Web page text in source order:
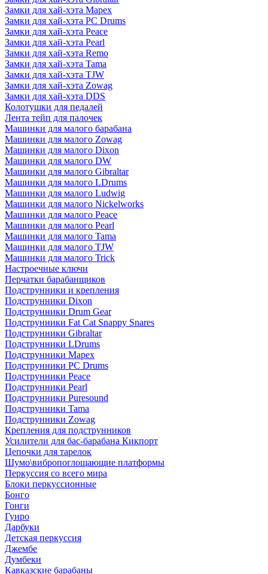
Замки для хай-хэта Mapex
Замки для хай-хэта PC Drums
Замки для хай-хэта Peace
Замки для хай-хэта Pearl
Замки для хай-хэта Remo
Замки для хай-хэта Tama
Замки для хай-хэта TJW
Замки для хай-хэта Zowag
Замки для хай-хэта DDS
Колотушки для педалей
Лента тейп для палочек
Машинки для малого барабана
Машинки для малого Zowag
Машинки для малого Dixon
Машинки для малого DW
Машинки для малого Gibraltar
Машинки для малого LDrums
Машинки для малого Ludwig
Машинки для малого Nickelworks
Машинки для малого Peace
Машинки для малого Pearl
Машинки для малого Tama
Машинки для малого TJW
Машинки для малого Trick
Настроечные ключи
Перчатки барабанщиков
Подструнники и крепления
Подструнники Dixon
Подструнники Drum Gear
Подструнники Fat Cat Snappy Snares
Подструнники Gibraltar
Подструнники LDrums
Подструнники Mapex
Подструнники PC Drums
Подструнники Peace
Подструнники Pearl
Подструнники Puresound
Подструнники Tama
Подструнники Zowag
Крепления для подструнников
Усилители для бас-барабана Кикпорт
Цепочки для тарелок
Шумо\вибропоглощающие платформы
Перкуссия со всего мира
Блоки перкуссионные
Бонго
Гонги
Гуиро
Дарбуки
Детская перкуссия
Джембе
Думбеки
Кавказские барабаны